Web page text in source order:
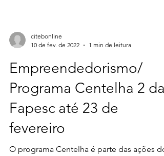
citebonline
10 de fev. de 2022
1 min de leitura
Empreendedorismo/
Programa Centelha 2 da
Fapesc até 23 de